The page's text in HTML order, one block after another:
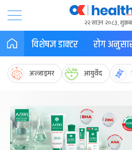
२२ साउन २०८३,
विशेषज्ञ डाक्टर रोग
अल्जाइमर आयुर्वेद